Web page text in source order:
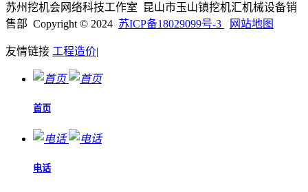
苏州挖机会网络科技工作室 昆山市玉山镇挖机汇机械设备销
售部 Copyright © 2024 苏ICP备18029099号-3 网站地图
友情链接 工程造价|
首页
电话